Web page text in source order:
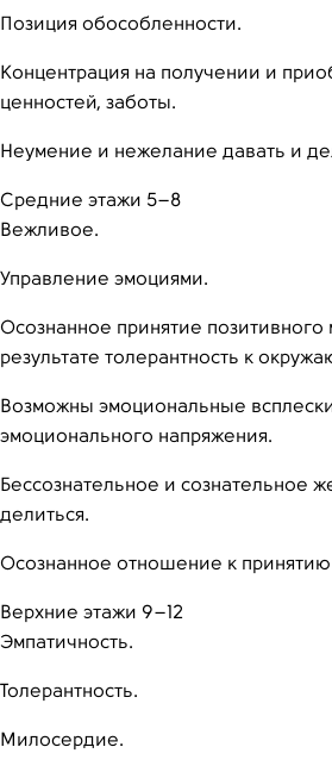
Позиция обособленности.
Концентрация на получении и
ценностей, заботы.
Неумение и нежелание давать и
Средние этажи 5–8
Вежливое.
Управление эмоциями.
Осознанное принятие
результате толерантность к
Возможны эмоциональные
эмоционального напряжения.
Бессознательное и сознательное
делиться.
Осознанное отношение к
Верхние этажи 9–12
Эмпатичность.
Толерантность.
Милосердие.